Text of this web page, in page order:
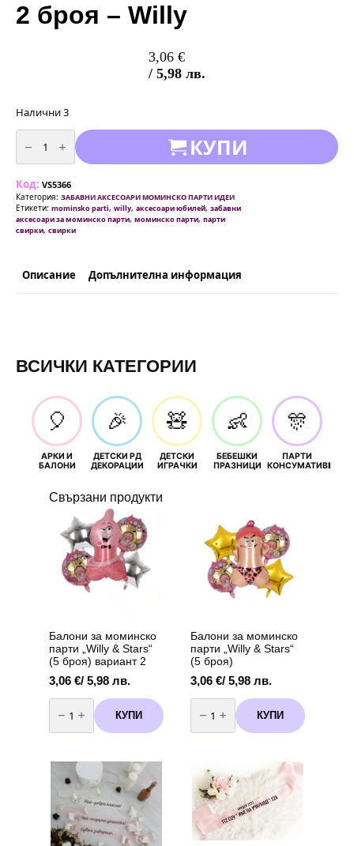
2 броя – Willy
3,06 €
/ 5,98 лв.
Налични 3
количество
за
Забавни
парти
-
2
броя
-
Willy
КУПИ
Код: VS5366
Категория: ЗАБАВНИ АКСЕСОАРИ МОМИНСКО ПАРТИ ИДЕИ
Етикети: mominsko parti, willy, аксесоари юбилей, забавни
аксесоари за моминско парти, моминско парти, парти
свирки, свирки
Описание Допълнителна информация
ВСИЧКИ КАТЕГОРИИ
🎈
АРКИ И
БАЛОНИ
🎉
ДЕТСКИ РД
ДЕКОРАЦИИ
🧸
ДЕТСКИ
ИГРАЧКИ
👶
БЕБЕШКИ
ПРАЗНИЦИ
🎊
ПАРТИ
КОНСУМАТИВИ
Свързани продукти
Балони за моминско
парти „Willy & Stars“
(5 броя) вариант 2
3,06 €/ 5,98 лв.
количество
за
Балони
за
„Willy
Stars“
броя)
вариант
2
КУПИ
Балони за моминско
парти „Willy & Stars“
(5 броя)
3,06 €/ 5,98 лв.
количество
за
Балони
за
Stars“
(5
броя)
КУПИ